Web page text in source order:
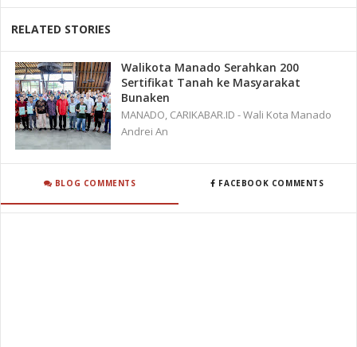
RELATED STORIES
Walikota Manado Serahkan 200
Sertifikat Tanah ke Masyarakat
Bunaken
MANADO, CARIKABAR.ID - Wali Kota Manado
Andrei An
BLOG COMMENTS FACEBOOK COMMENTS